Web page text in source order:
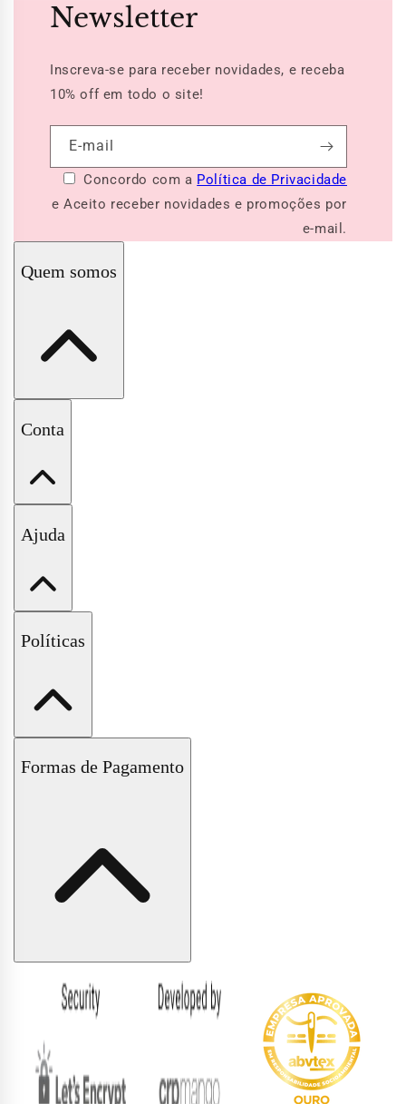
Newsletter
Inscreva-se para receber novidades, e receba
10% offem todo o site!
E-mail
Concordo com a Política de Privacidade
e Aceito receber novidades e promoções por
e-mail.
Quem somos
A Pituchinhus
Conta
Minha Conta
Wishlist
Ajuda
Fale Conosco
Políticas
Políticas de Trocas e Devoluções
Formas de Pagamento
Formas